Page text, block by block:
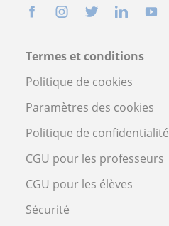
Termes et conditions
Politique de cookies
Paramètres des cookies
Politique de confidentialité
CGU pour les professeurs
CGU pour les élèves
Sécurité